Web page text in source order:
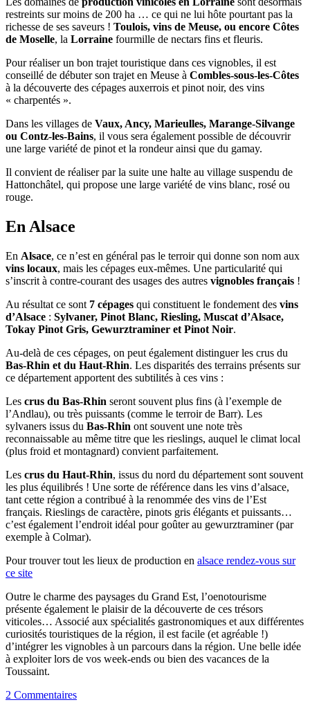
restreints sur moins de 200 ha … ce qui ne lui hôte pourtant pas la
richesse de ses saveurs ! Toulois, vins de Meuse, ou encore Côtes
de Moselle, la Lorraine fourmille de nectars fins et fleuris.
Pour réaliser un bon trajet touristique dans ces vignobles, il est
conseillé de débuter son trajet en Meuse à Combles-sous-les-Côtes
à la découverte des cépages auxerrois et pinot noir, des vins
« charpentés ».
Dans les villages de Vaux, Ancy, Marieulles, Marange-Silvange
ou Contz-les-Bains, il vous sera également possible de découvrir
une large variété de pinot et la rondeur ainsi que du gamay.
Il convient de réaliser par la suite une halte au village suspendu de
Hattonchâtel, qui propose une large variété de vins blanc, rosé ou
rouge.
En Alsace
En Alsace, ce n’est en général pas le terroir qui donne son nom aux
vins locaux, mais les cépages eux-mêmes. Une particularité qui
s’inscrit à contre-courant des usages des autres vignobles français !
Au résultat ce sont 7 cépages qui constituent le fondement des vins
d’Alsace : Sylvaner, Pinot Blanc, Riesling, Muscat d’Alsace,
Tokay Pinot Gris, Gewurztraminer et Pinot Noir.
Au-delà de ces cépages, on peut également distinguer les crus du
Bas-Rhin et du Haut-Rhin. Les disparités des terrains présents sur
ce département apportent des subtilités à ces vins :
Les crus du Bas-Rhin seront souvent plus fins (à l’exemple de
l’Andlau), ou très puissants (comme le terroir de Barr). Les
sylvaners issus du Bas-Rhin ont souvent une note très
reconnaissable au même titre que les rieslings, auquel le climat local
(plus froid et montagnard) convient parfaitement.
Les crus du Haut-Rhin, issus du nord du département sont souvent
les plus équilibrés ! Une sorte de référence dans les vins d’alsace,
tant cette région a contribué à la renommée des vins de l’Est
français. Rieslings de caractère, pinots gris élégants et puissants…
c’est également l’endroit idéal pour goûter au gewurztraminer (par
exemple à Colmar).
Pour trouver tout les lieux de production en alsace rendez-vous sur
ce site
Outre le charme des paysages du Grand Est, l’oenotourisme
présente également le plaisir de la découverte de ces trésors
viticoles… Associé aux spécialités gastronomiques et aux différentes
curiosités touristiques de la région, il est facile (et agréable !)
d’intégrer les vignobles à un parcours dans la région. Une belle idée
à exploiter lors de vos week-ends ou bien des vacances de la
Toussaint.
2 Commentaires